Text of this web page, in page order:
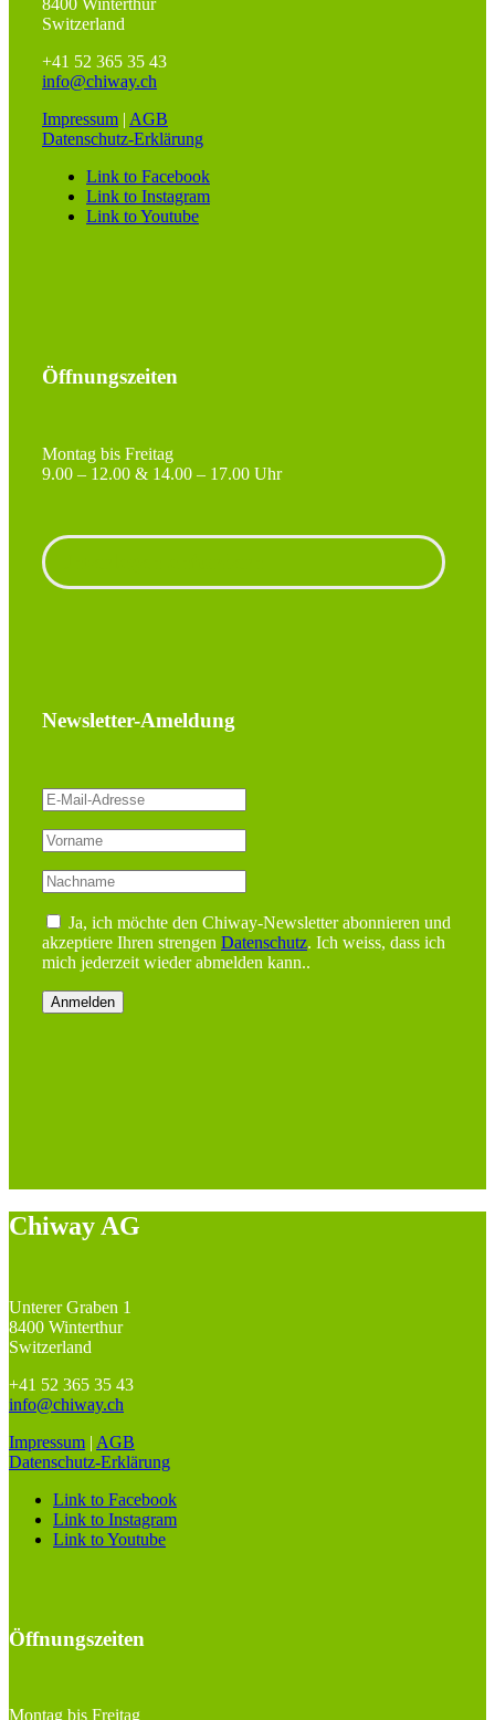
8400 Winterthur
Switzerland
+41 52 365 35 43
info@chiway.ch
Impressum | AGB
Datenschutz-Erklärung
Link to Facebook
Link to Instagram
Link to Youtube
Öffnungszeiten
Montag bis Freitag
9.00 – 12.00 & 14.00 – 17.00 Uhr
Newsletter-Ameldung
Ja, ich möchte den Chiway-Newsletter abonnieren und
akzeptiere Ihren strengen Datenschutz. Ich weiss, dass ich
mich jederzeit wieder abmelden kann..
Chiway AG
Unterer Graben 1
8400 Winterthur
Switzerland
+41 52 365 35 43
info@chiway.ch
Impressum | AGB
Datenschutz-Erklärung
Link to Facebook
Link to Instagram
Link to Youtube
Öffnungszeiten
Montag bis Freitag